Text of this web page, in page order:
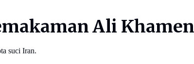
Ali
suci Iran.